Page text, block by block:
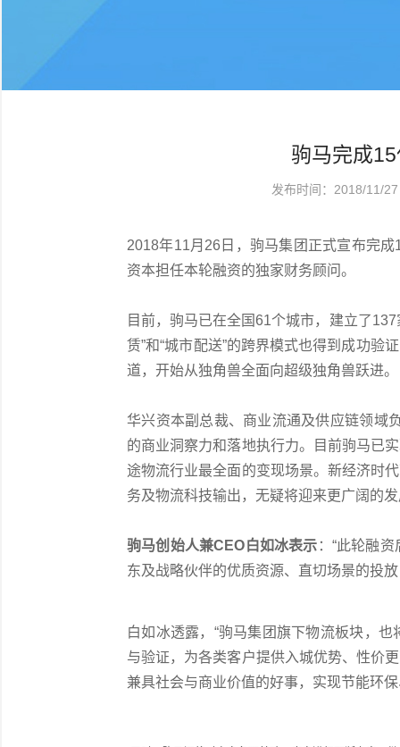
驹马完成
发布时间：2018/11/
2018年11月26日，驹马集团正式宣布完
资本担任本轮融资的独家财务顾问。
目前，驹马已在全国61个城市，建立了
赁”和“城市配送”的跨界模式也得到成功
道，开始从独角兽全面向超级独角兽跃进。
华兴资本副总裁、商业流通及供应链领域
的商业洞察力和落地执行力。目前驹马已
途物流行业最全面的变现场景。新经济时
务及物流科技输出，无疑将迎来更广阔的
驹马创始人兼CEO白如冰表示 ：“此轮融
东及战略伙伴的优质资源、直切场景的投
白如冰透露，“驹马集团旗下物流板块，
与验证，为各类客户提供入城优势、性价
兼具社会与商业价值的好事，实现节能环